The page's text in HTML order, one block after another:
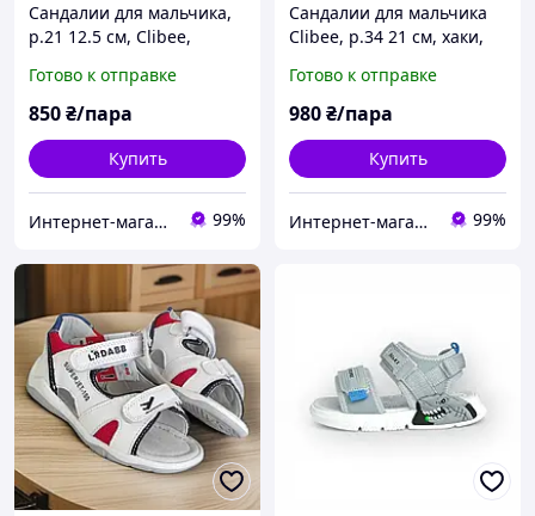
Сандалии для мальчика,
р.21 12.5 см, Clibee,
липучках
Готово к отправке
850₴/пара
Купить
Интернет-магазин "ELEGRANTIK" 99%
Сандалии для мальчика
Clibee, р.34 21 см, хаки,
Готово к отправке
980₴/пара
Купить
Интернет-магазин "ELEGRANTIK" 99%